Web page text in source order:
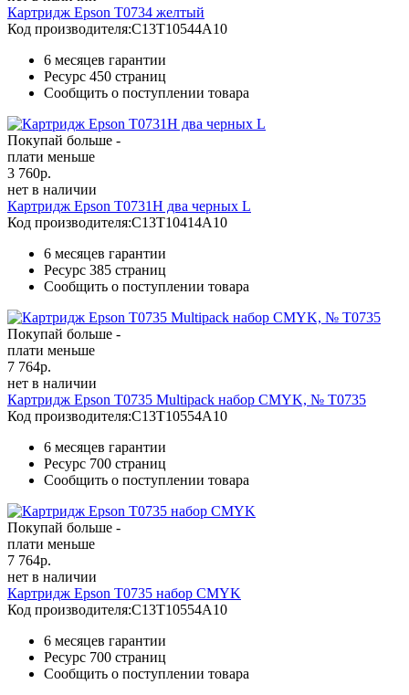
Картридж Epson T0734 желтый
Код производителя:C13T10544A10
6 месяцев гарантии
Ресурс 450 страниц
Сообщить о поступлении товара
Покупай больше -
плати меньше
3 760р.
нет в наличии
Картридж Epson T0731H два черных L
Код производителя:C13T10414A10
6 месяцев гарантии
Ресурс 385 страниц
Сообщить о поступлении товара
Покупай больше -
плати меньше
7 764р.
нет в наличии
Картридж Epson T0735 Multipack набор CMYK, № T0735
Код производителя:C13T10554A10
6 месяцев гарантии
Ресурс 700 страниц
Сообщить о поступлении товара
Покупай больше -
плати меньше
7 764р.
нет в наличии
Картридж Epson T0735 набор CMYK
Код производителя:C13T10554A10
6 месяцев гарантии
Ресурс 700 страниц
Сообщить о поступлении товара